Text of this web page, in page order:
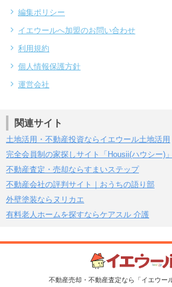
編集ポリシー
イエウールへ加盟のお問い合わせ
利用規約
個人情報保護方針
運営会社
関連サイト
土地活用・不動産投資ならイエウール土地活用
完全会員制の家探しサイト「Housii(ハウシー)」
不動産査定・売却ならすまいステップ
不動産会社の評判サイト｜おうちの語り部
外壁塗装ならヌリカエ
有料老人ホームを探すならケアスル 介護
不動産売却・不動産査定なら「イエウー